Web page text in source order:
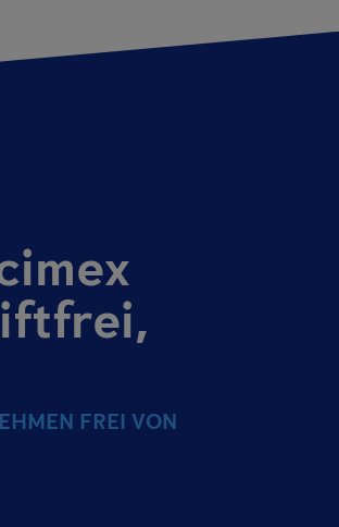
FREI VON